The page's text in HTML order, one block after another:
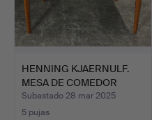
HENNING KJAERNULF.
MESA DE COMEDOR
EXTENSI…
Subastado 28 mar 2025
5 pujas